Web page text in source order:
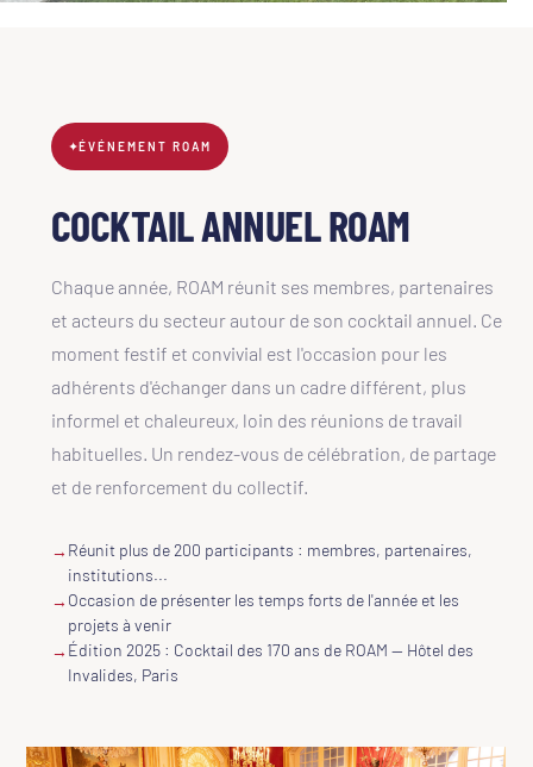
✦ÉVÉNEMENT ROAM
COCKTAIL ANNUEL ROAM
Chaque année, ROAM réunit ses membres, partenaires
et acteurs du secteur autour de son cocktail annuel. Ce
moment festif et convivial est l'occasion pour les
adhérents d'échanger dans un cadre différent, plus
informel et chaleureux, loin des réunions de travail
habituelles. Un rendez-vous de célébration, de partage
et de renforcement du collectif.
→ Réunit plus de 200 participants : membres, partenaires,
institutions...
→ Occasion de présenter les temps forts de l'année et les
projets à venir
→ Édition 2025 : Cocktail des 170 ans de ROAM — Hôtel des
Invalides, Paris